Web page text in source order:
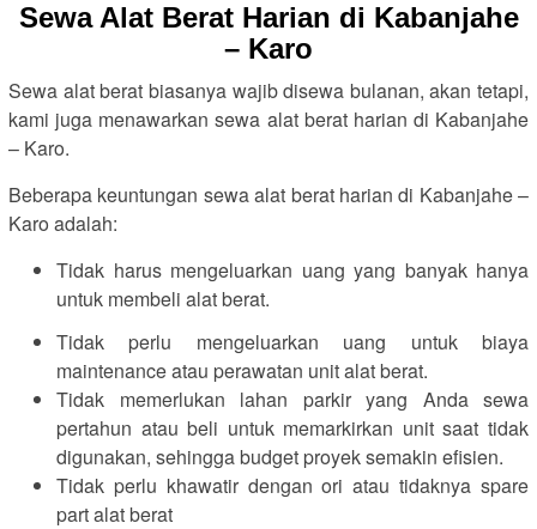
Sewa Alat Berat Harian di Kabanjahe
– Karo
Sewa alat berat biasanya wajib disewa bulanan, akan tetapi,
kami juga menawarkan sewa alat berat harian di Kabanjahe
– Karo.
Beberapa keuntungan sewa alat berat harian di Kabanjahe –
Karo adalah:
Tidak harus mengeluarkan uang yang banyak hanya
untuk membeli alat berat.
Tidak perlu mengeluarkan uang untuk biaya
maintenance atau perawatan unit alat berat.
Tidak memerlukan lahan parkir yang Anda sewa
pertahun atau beli untuk memarkirkan unit saat tidak
digunakan, sehingga budget proyek semakin efisien.
Tidak perlu khawatir dengan ori atau tidaknya spare
part alat berat